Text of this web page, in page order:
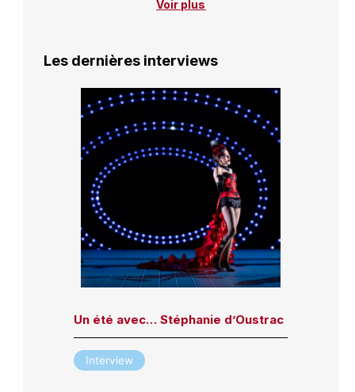
Voir plus
Les dernières interviews
Un été avec… Stéphanie d’Oustrac
Interview